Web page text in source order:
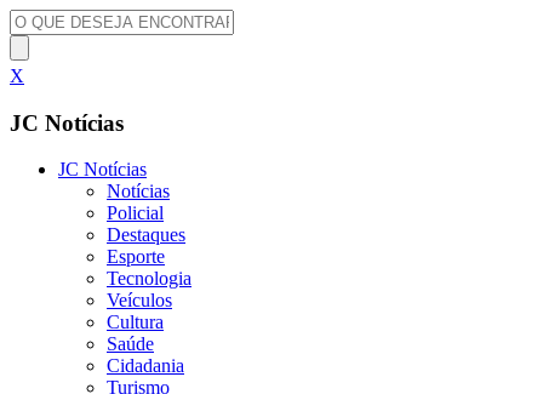
X
JC Notícias
JC Notícias
Notícias
Policial
Destaques
Esporte
Tecnologia
Veículos
Cultura
Saúde
Cidadania
Turismo